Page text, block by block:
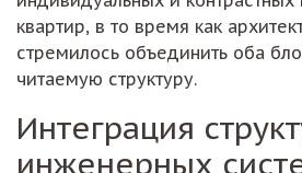
квартир, в то время как
стремилось объединить оба
читаемую структуру.
Интеграция
инженерных